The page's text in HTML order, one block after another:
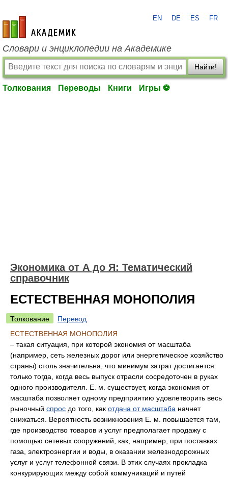
academic.ru
EN DE ES FR
Словари и энциклопедии на Академике
Найти!
Толкования Переводы Книги Игры ⚽
Экономика от А до Я: Тематический
справочник
ЕСТЕСТВЕННАЯ МОНОПОЛИЯ
Толкование
Перевод
ЕСТЕСТВЕННАЯ МОНОПОЛИЯ
– такая ситуация, при которой экономия от масштаба
(например, сеть железных дорог или энергетическое хозяйство
страны) столь значительна, что минимум затрат достигается
только тогда, когда весь выпуск отрасли сосредоточен в руках
одного производителя. Е. м. существует, когда экономия от
масштаба позволяет одному предприятию удовлетворить весь
рыночный спрос до того, как отдача от масштаба начнет
снижаться. Вероятность возникновения Е. м. повышается там,
где производство товаров и услуг предполагает продажу с
помощью сетевых сооружений, как, например, при поставках
газа, электроэнергии и воды, в оказании железнодорожных
услуг и услуг телефонной связи. В этих случаях прокладка
конкурирующих между собой коммуникаций и путей